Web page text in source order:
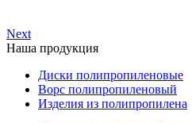
Next
Наша продукция
Диски полипропиленовые
Ворс полипропиленовый
Изделия из полипропилена